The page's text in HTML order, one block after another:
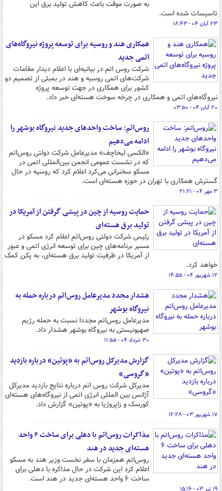
به صورت موقت باعث کاهش تولید برق این
تاسیسات شده است.
۲۳ آبان ۰۴ - ۱۸:۴۳
همکاری هند و روسیه برای توسعه پروژه نیروگاه‌های
اتمی جدید
شرکت روس اتم در بیانیه‌ای با اعلام دیدار مقامات
شرکت‌های اتمی روسیه و هند در بمبئی از تصمیم دو
کشور برای همکاری در جهت توسعه پروژه
نیروگاه‌های اتمی و همکاری در چرخه سوخت هسته‌ای خبر داد.
۲۰ آبان ۰۴ - ۰۳:۵۰
روس‌اتم: ساخت واحدهای جدید نیروگاه بوشهر را
ادامه می‌دهیم
«الکسی لیخاچف» مدیرعامل شرکت دولتی روس‌اتم
که در نشست عمومی انجمن بین‌المللی اتمی در
مسکو سخنرانی ‌می‌کرد اعلام کرد که روسیه در حال
گسترش همکاری با تهران در حوزه هسته‌ای است.
۳ مهر ۰۴ - ۲۱:۲۱
حمایت روسیه از چین در پیشی گرفتن از آمریکا در
تولید برق هسته‌ای
رئیس شرکت دولتی روس‌اتم اعلام کرد مسکو در
مسیر برنامه‌های چین برای توسعه انرژی اتمی و عبور
از آمریکا در ظرفیت تولید برق هسته‌ای، به پکن کمک
خواهد کرد.
۱۲ شهریور ۰۴ - ۱۴:۵۵
هشدار مجدد مدیرعامل روس‌اتم درباره حمله به
نیروگاه بوشهر
مدیرعامل روس‌اتم مجددا نسبت به حمله رژیم
صهیونیستی به نیروگاه بوشهر هشدار داد.
۳۰ خرداد ۰۴ - ۱۱:۵۵
گزارش مدیرکل روس‌اتم به «پوتین» درباره بازدید
«گروسی»
مدیرکل شرکت روس‌ اتم درباره نتایج بازدید مدیرکل
آژانس بین المللی انرژی اتمی از نیروگاه‌های هسته‌ای
کورسک و زاپروژیا به «پوتین» گزارش داد.
۱۷ شهریور ۰۳ - ۱۶:۲۸
مذاکرات روس‌اتم با دهلی برای ساخت ۶ واحد
هسته‌ای جدید در هند
روس‌اتم همزمان با سفر نخست وزیر هند به مسکو
اعلام کرد این شرکت در حال مذاکره با دهلی برای
ساخت ۶ واحد هسته‌ای جدید در هند است.
۱۹ تیر ۰۳ - ۱۵:۱۶